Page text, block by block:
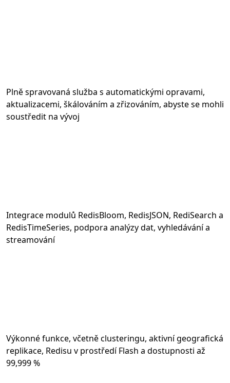
Plně spravovaná služba s automatickými opravami,
aktualizacemi, škálováním a zřizováním, abyste se mohli
soustředit na vývoj
Integrace modulů RedisBloom, RedisJSON, RediSearch a
RedisTimeSeries, podpora analýzy dat, vyhledávání a
streamování
Výkonné funkce, včetně clusteringu, aktivní geografická
replikace, Redisu v prostředí Flash a dostupnosti až
99,999 %